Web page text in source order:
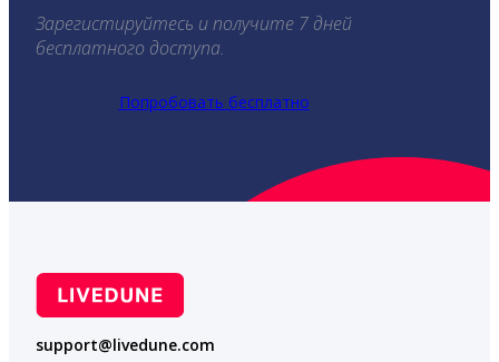
Зарегистируйтесь и получите 7 дней
бесплатного доступа.
Попробовать бесплатно
support@livedune.com